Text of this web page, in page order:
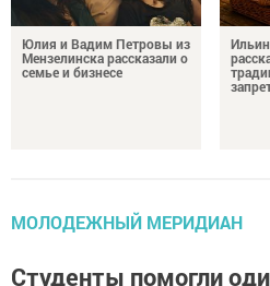
Юлия и Вадим Петровы из
Мензелинска рассказали о
семье и бизнесе
Ильин
МОЛОДЕЖНЫЙ МЕРИДИАН
Студенты помогли